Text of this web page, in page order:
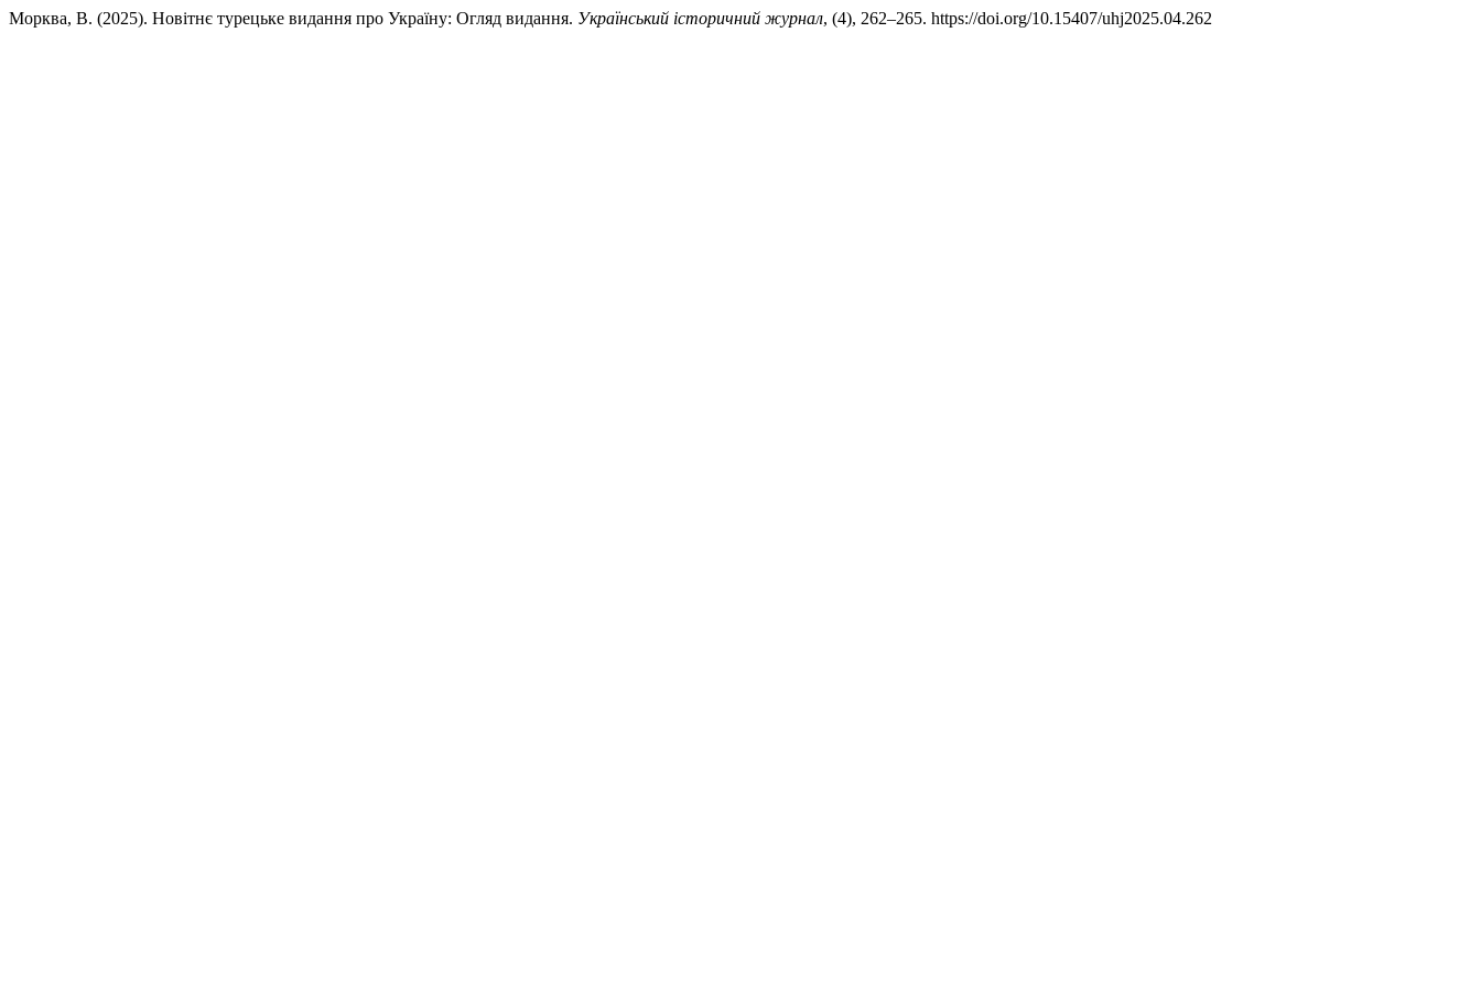
Морква, В. (2025). Новітнє турецьке видання про Україну: Огляд видання. Український історичний журнал, (4), 262–265. https://doi.org/10.15407/uhj2025.04.262